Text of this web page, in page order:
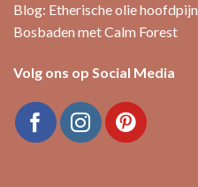
Blog: Etherische olie hoofdpijn
Bosbaden met Calm Forest
Volg ons op Social Media